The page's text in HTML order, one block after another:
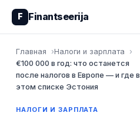
F Finantseerija
Главная
Налоги и зарплата
€100 000 в год: что останется
после налогов в Европе — и где в
этом списке Эстония
НАЛОГИ И ЗАРПЛАТА